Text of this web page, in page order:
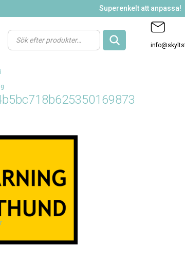
Superenkelt att anpassa!
Products
search